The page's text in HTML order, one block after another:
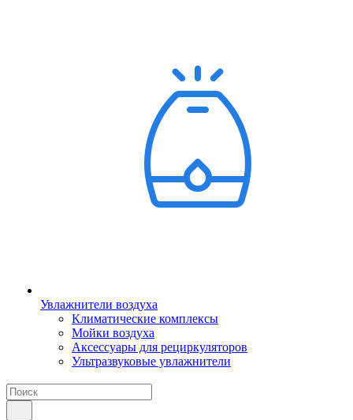
Увлажнители воздуха
Климатические комплексы
Мойки воздуха
Аксессуары для рециркуляторов
Ультразвуковые увлажнители